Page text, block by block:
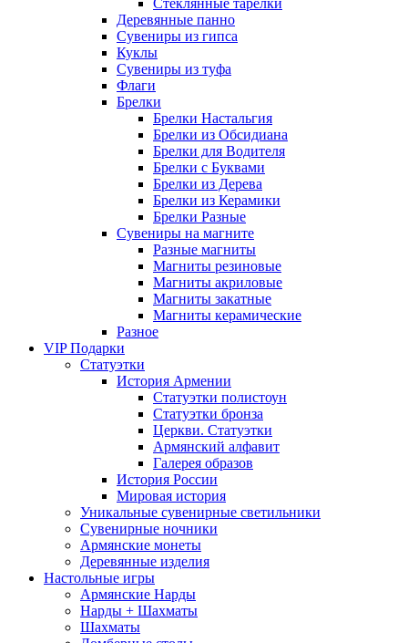
Стеклянные тарелки
Деревянные панно
Сувениры из гипса
Куклы
Сувениры из туфа
Флаги
Брелки
Брелки Настальгия
Брелки из Обсидиана
Брелки для Водителя
Брелки с Буквами
Брелки из Дерева
Брелки из Керамики
Брелки Разные
Сувениры на магните
Разные магниты
Магниты резиновые
Магниты акриловые
Магниты закатные
Магниты керамические
Разное
VIP Подарки
Статуэтки
История Армении
Статуэтки полистоун
Статуэтки бронза
Церкви. Статуэтки
Армянский алфавит
Галерея образов
История России
Мировая история
Уникальные сувенирные светильники
Сувенирные ночники
Армянские монеты
Деревянные изделия
Настольные игры
Армянские Нарды
Нарды + Шахматы
Шахматы